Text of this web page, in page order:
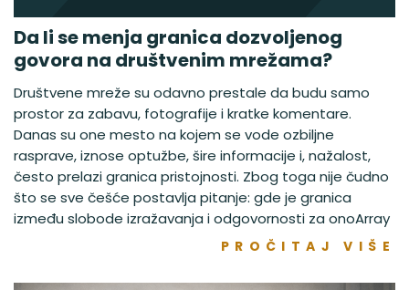
Da li se menja granica dozvoljenog
govora na društvenim mrežama?
Društvene mreže su odavno prestale da budu samo
prostor za zabavu, fotografije i kratke komentare.
Danas su one mesto na kojem se vode ozbiljne
rasprave, iznose optužbe, šire informacije i, nažalost,
često prelazi granica pristojnosti. Zbog toga nije čudno
što se sve češće postavlja pitanje: gde je granica
između slobode izražavanja i odgovornosti za onoArray
PROČITAJ VIŠE